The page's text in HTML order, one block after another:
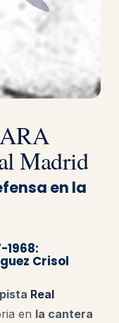
Madrid
en la
1968:
Crisol
Real
en la cantera